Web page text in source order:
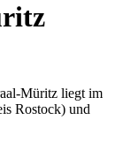
Müritz liegt im
Rostock) und